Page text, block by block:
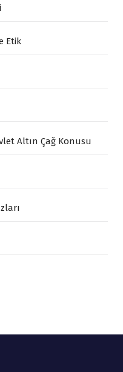
Etik
Altın Çağ Konusu